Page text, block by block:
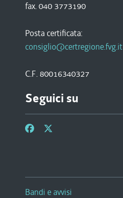
fax. 040 3773190
Posta certificata:
consiglio@certregione.fvg.it
C.F. 80016340327
Seguici su
Bandi e avvisi